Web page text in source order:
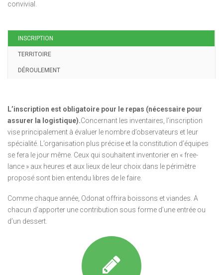
convivial.
INSCRIPTION
TERRITOIRE
DÉROULEMENT
L’inscription est obligatoire pour le repas (nécessaire pour
assurer la logistique).Concernant les inventaires, l’inscription
vise principalement à évaluer le nombre d’observateurs et leur
spécialité. L’organisation plus précise et la constitution d’équipes
se fera le jour même. Ceux qui souhaitent inventorier en « free-
lance » aux heures et aux lieux de leur choix dans le périmètre
proposé sont bien entendu libres de le faire.
Comme chaque année, Odonat offrira boissons et viandes. A
chacun d’apporter une contribution sous forme d’une entrée ou
d’un dessert.